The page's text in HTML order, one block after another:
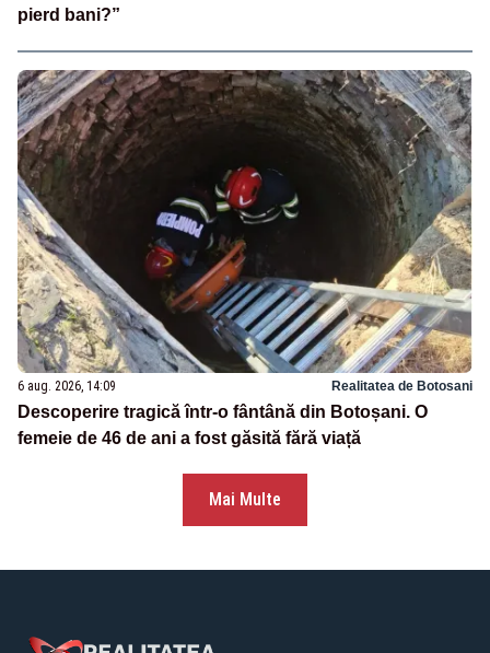
pierd bani?”
6 aug. 2026, 14:09 Realitatea de Botosani
Descoperire tragică într-o fântână din Botoșani. O
femeie de 46 de ani a fost găsită fără viață
Mai Multe